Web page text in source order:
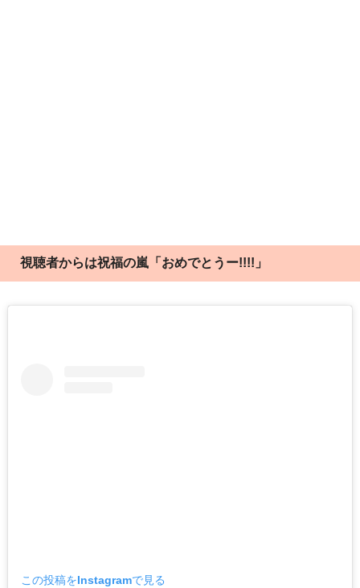
視聴者からは祝福の嵐「おめでとうー!!!!」
この投稿をInstagramで見る